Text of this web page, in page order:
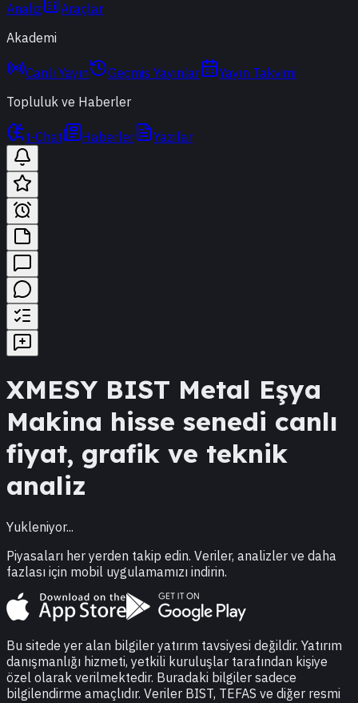
Analiz
Araçlar
Akademi
Canlı Yayın Geçmiş Yayınlar
Yayın Takvimi
Topluluk ve Haberler
t-Chat Haberler Yazılar
XMESY BIST Metal Eşya
Makina hisse senedi canlı
fiyat, grafik ve teknik
analiz
Yukleniyor...
Piyasaları her yerden takip edin. Veriler, analizler ve daha
fazlası için mobil uygulamamızı indirin.
Bu sitede yer alan bilgiler yatırım tavsiyesi değildir. Yatırım
danışmanlığı hizmeti, yetkili kuruluşlar tarafından kişiye
özel olarak verilmektedir. Buradaki bilgiler sadece
bilgilendirme amaçlıdır. Veriler BIST, TEFAS ve diğer resmi